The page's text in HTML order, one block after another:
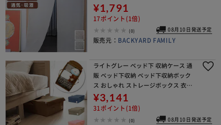
ネンブレンド 麻混 洗える 洗濯機OK
ナチュラル 無地 シンプル 洗いざらし
¥1,791
17ポイント(1倍)
(0) 08月10日発送予定
販売元： BACKYARD FAMILY
ライトグレー ベッド下 収納ケース 通
販 ベッド下収納 ベッド下収納ボック
ス おしゃれ ストレージボックス 衣類
収納 UBサイズ 約 18cm 整理ボックス
蓋つき 衣類ケース 衣装ケース 洋服 衣
¥3,141
31ポイント(1倍)
(0) 08月10日発送予定